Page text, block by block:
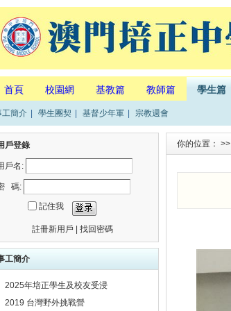
首頁 校園網 基教篇 教師篇 學生篇
工簡介 學生團契 基督少年軍 宗教週會
戶登錄
戶名:
碼:
記住我
註冊新用戶 找回密碼
工簡介
2025年培正學生及校友受浸
2019 台灣野外挑戰營
你的位置： >>